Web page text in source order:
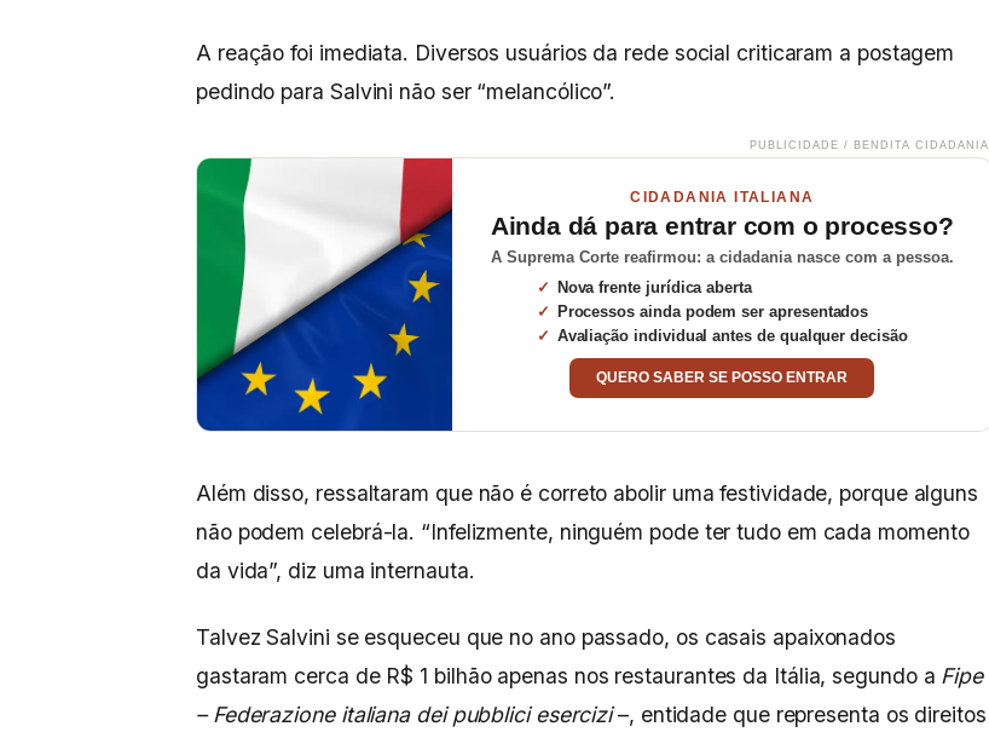
A reação foi imediata. Diversos usuários da rede social criticaram a postagem
pedindo para Salvini não ser “melancólico”.
PUBLICIDADE / BENDITA CIDADANIA
CIDADANIA ITALIANA
Ainda dá para entrar com o processo?
A Suprema Corte reafirmou: a cidadania nasce com a pessoa.
Nova frente jurídica aberta
Processos ainda podem ser apresentados
Avaliação individual antes de qualquer decisão
QUERO SABER SE POSSO ENTRAR
Além disso, ressaltaram que não é correto abolir uma festividade, porque alguns
não podem celebrá-la. “Infelizmente, ninguém pode ter tudo em cada momento
da vida”, diz uma internauta.
Talvez Salvini se esqueceu que no ano passado, os casais apaixonados
gastaram cerca de R$ 1 bilhão apenas nos restaurantes da Itália, segundo a Fipe
– Federazione italiana dei pubblici esercizi–, entidade que representa os direitos